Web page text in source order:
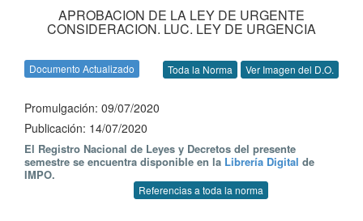
APROBACION DE LA LEY DE URGENTE
CONSIDERACION. LUC. LEY DE URGENCIA
Documento Actualizado Toda la Norma Ver Imagen del D.O.
Promulgación: 09/07/2020
Publicación: 14/07/2020
El Registro Nacional de Leyes y Decretos del presente
semestre se encuentra disponible en la Librería Digital de
IMPO.
Referencias a toda la norma